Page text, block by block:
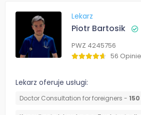
Lekarz
Piotr Bartosik
PWZ 4245756
56 Opinie
Lekarz oferuje usługi:
Doctor Consultation for foreigners - 150